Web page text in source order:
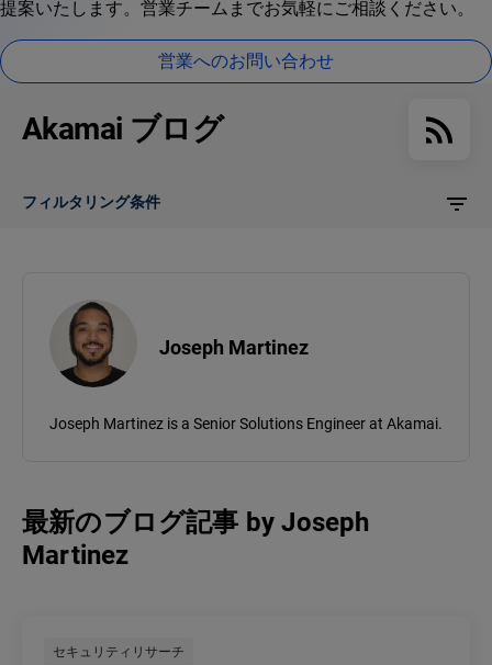
提案いたします。営業チームまでお気軽にご相談ください。
営業へのお問い合わせ
Akamai ブログ
フィルタリング条件
Joseph Martinez
Joseph Martinez is a Senior Solutions Engineer at Akamai.
最新のブログ記事 byJoseph
Martinez
セキュリティリサーチ